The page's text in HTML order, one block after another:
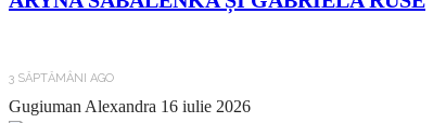
3 SĂPTĂMÂNI AGO
Gugiuman Alexandra 16 iulie 2026